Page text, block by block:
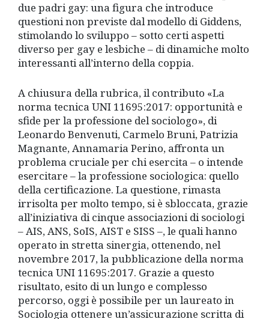
due padri gay: una figura che introduce
questioni non previste dal modello di Giddens,
stimolando lo sviluppo – sotto certi aspetti
diverso per gay e lesbiche – di dinamiche molto
interessanti all’interno della coppia.
A chiusura della rubrica, il contributo «La
norma tecnica UNI 11695:2017: opportunità e
sfide per la professione del sociologo», di
Leonardo Benvenuti, Carmelo Bruni, Patrizia
Magnante, Annamaria Perino, affronta un
problema cruciale per chi esercita – o intende
esercitare – la professione sociologica: quello
della certificazione. La questione, rimasta
irrisolta per molto tempo, si è sbloccata, grazie
all’iniziativa di cinque associazioni di sociologi
– AIS, ANS, SoIS, AIST e SISS –, le quali hanno
operato in stretta sinergia, ottenendo, nel
novembre 2017, la pubblicazione della norma
tecnica UNI 11695:2017. Grazie a questo
risultato, esito di un lungo e complesso
percorso, oggi è possibile per un laureato in
Sociologia ottenere un’assicurazione scritta di